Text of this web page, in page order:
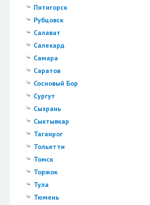
Пятигорск
Рубцовск
Салават
Салехард
Самара
Саратов
Сосновый Бор
Сургут
Сызрань
Сыктывкар
Таганрог
Тольятти
Томск
Торжок
Тула
Тюмень